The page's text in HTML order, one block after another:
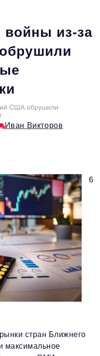
67
подписка
войны из-за
США обрушили
Иван Викторов
6
стран Ближнего
максимальное